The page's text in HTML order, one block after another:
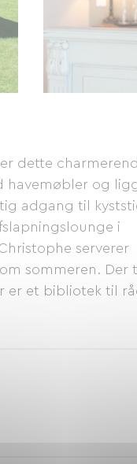
dette
havemøbler og
adgang til
i
serverer
sommeren. Der
er et bibliotek til